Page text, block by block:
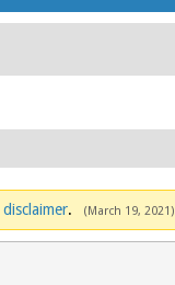
disclaimer. (March 19, 2021)